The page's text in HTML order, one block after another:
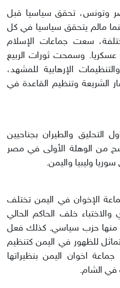
وتونس، تحقق سياسيا قبل
مالم يتحقق سياسيا في كل
سعت جماعات الإسلام
وسمحت ثورات الربيع
الإرهابية للمشهد،
الشريعة وتنظيم القاعدة في
التحليق والطيران بجناحيين
من الوهلة الأولى في مصر
وليبيا واليمن.
الإخوان في اليمن تختلف
خلف الحاكم الحالي
منها حزب سياسي. كذلك فعل
للظهور في اليمن كتنظيم
اخوان اليمن بنظيراتها
في الشام.